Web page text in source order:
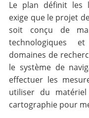
Le plan définit les
exige que le projet
soit conçu de
technologiques
domaines de
le système de
effectuer les
utiliser du
cartographie pour